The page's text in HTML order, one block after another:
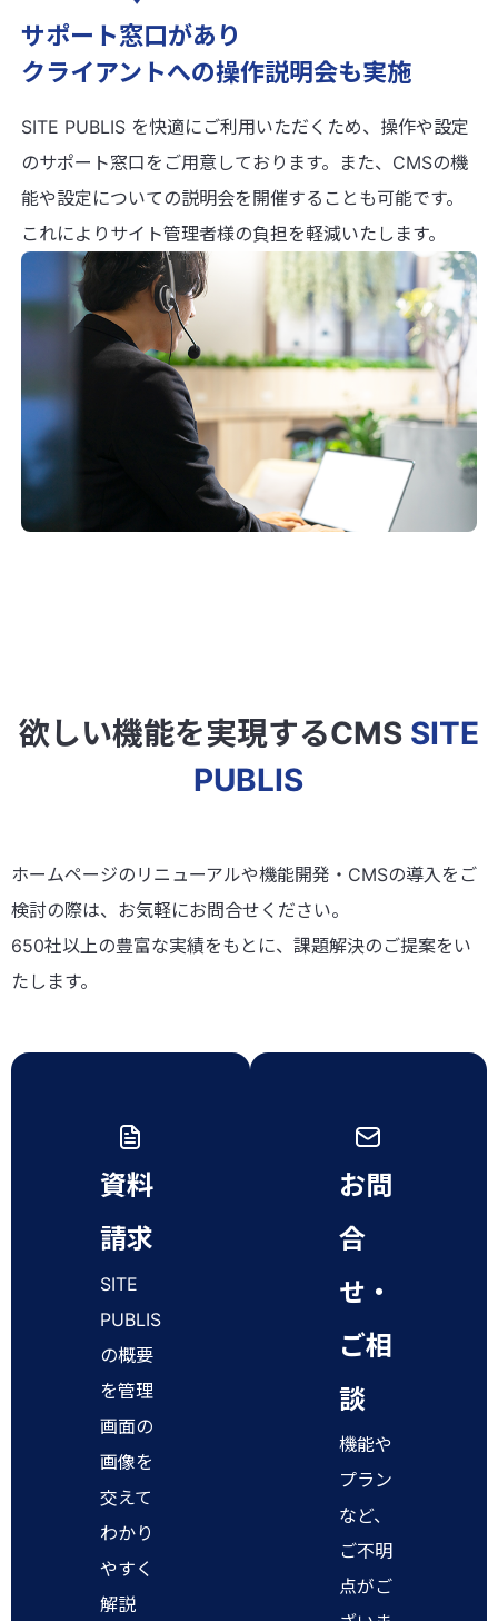
サポート窓口があり
クライアントへの操作説明会も実施
SITE PUBLIS を快適にご利用いただくため、操作や設定
のサポート窓口をご用意しております。また、CMSの機
能や設定についての説明会を開催することも可能です。
これによりサイト管理者様の負担を軽減いたします。
欲しい機能を実現するCMS SITE
PUBLIS
ホームページのリニューアルや機能開発・CMSの導入をご
検討の際は、お気軽にお問合せください。
650社以上の豊富な実績をもとに、課題解決のご提案をい
たします。
資料
請求
SITE
PUBLIS
の概要
を管理
画面の
画像を
交えて
わかり
やすく
解説
お問
合
せ・
ご相
談
機能や
プラン
など、
ご不明
点がご